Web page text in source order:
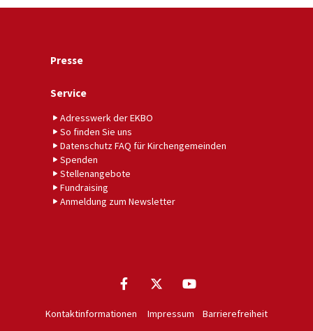
Presse
Service
Adresswerk der EKBO
So finden Sie uns
Datenschutz FAQ für Kirchengemeinden
Spenden
Stellenangebote
Fundraising
Anmeldung zum Newsletter
Kontaktinformationen Impressum Barrierefreiheit